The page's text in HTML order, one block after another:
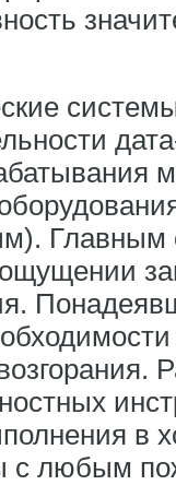
Главным
в
с любым